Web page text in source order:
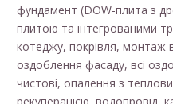
фундамент (DOW-плита з
плитою та інтегрованими
котеджу, покрівля, монтаж
оздоблення фасаду, всі
чистові, опалення з
рекуперацією, водопровід,